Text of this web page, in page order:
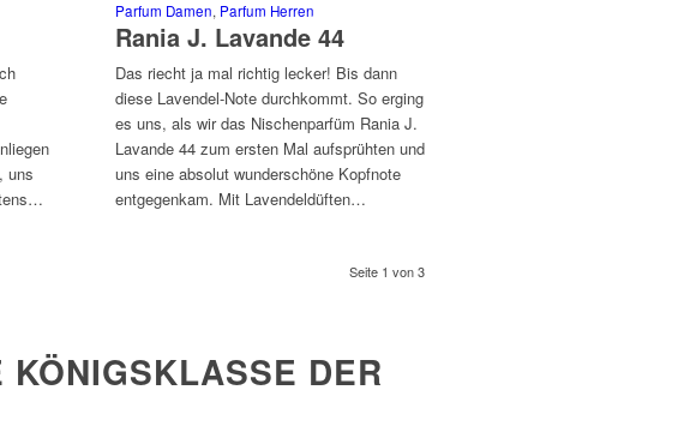
uns
Parfum Damen, Parfum Herren
Rania J. Lavande 44
Das riecht ja mal richtig lecker! Bis dann
diese Lavendel-Note durchkommt. So erging
es uns, als wir das Nischenparfüm Rania J.
Lavande 44 zum ersten Mal aufsprühten und
uns eine absolut wunderschöne Kopfnote
entgegenkam. Mit Lavendeldüften…
Seite 1 von 3
DER